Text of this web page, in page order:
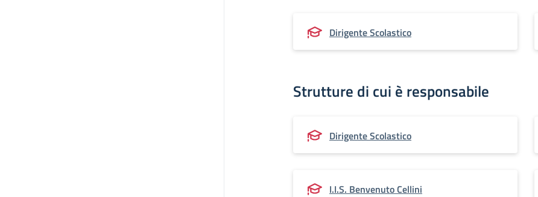
Dirigente Scolastico
Strutture di cui è responsabile
Dirigente Scolastico
I.I.S. Benvenuto Cellini